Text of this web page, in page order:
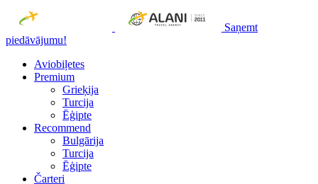
Saņemt
piedāvājumu!
Aviobiļetes
Premium
Grieķija
Turcija
Ēģipte
Recommend
Bulgārija
Turcija
Ēģipte
Čarteri